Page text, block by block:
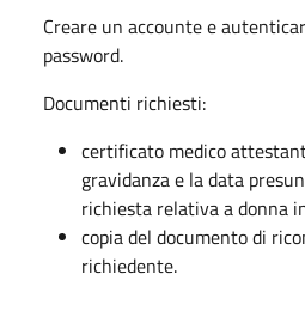
Creare un accounte e
password.
Documenti richiesti:
certificato medico
gravidanza e la data
richiesta relativa a donna
copia del documento di
richiedente.